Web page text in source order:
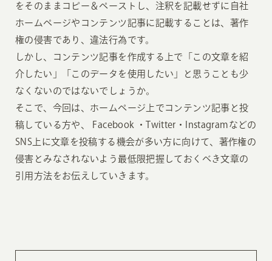
をそのままコピー＆ペーストし、注釈を記載せずに自社
ホームページやコンテンツ記事に記載することは、著作
権の侵害であり、違法行為です。
しかし、コンテンツ記事を作成する上で「この文章を紹
介したい」「このデータを使用したい」と思うことも少
なくないのではないでしょうか。
そこで、今回は、ホームページ上でコンテンツ記事と投
稿している方や、 Facebook ・Twitter・Instagramなどの
SNS上に文章を投稿する機会が多い方に向けて、著作権の
侵害とみなされないよう最低限把握しておくべき文章の
引用方法をお伝えしていきます。